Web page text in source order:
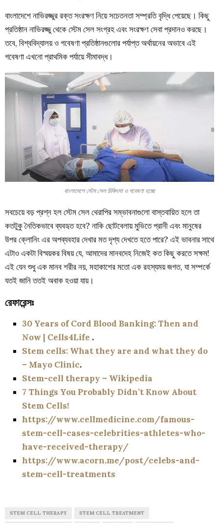
বাংলাদেশে নাভিরজ্জুর রক্ত সংরক্ষণ নিয়ে সচেতনতা সম্প্রতি বৃদ্ধি পেয়েছে। কিছু
প্রতিষ্ঠান নাভিরজ্জু থেকে স্টেম সেল সংগ্রহ এবং সংরক্ষণ সেবা প্রদানও করছে।
তবে, বিশ্ববিদ্যালয় ও গবেষণা প্রতিষ্ঠানগুলোর পর্যাপ্ত অর্থায়নের অভাবে এই
গবেষণা এখনো প্রাথমিক পর্যায়ে সীমাবদ্ধ।
বাংলাদেশে স্টেম সেল চিকিৎসা ও গবেষণা হচ্ছে
সবচেয়ে বড় প্রশ্ন হল স্টেম সেল থেরাপির সম্ভাবনাগুলো বাস্তবায়িত হলে তা
কতটুকু নৈতিকভাবে ব্যবহৃত হবে? নাকি ছোটবেলায় মুভিতে প্রানী এবং মানুষের
উপর ক্লোনিং এর অপব্যবহার দেখার মত দৃশ্য দেখতে হতে পারে? এই ভাবনার সাথে
এটাও একটা বিস্ময়কর বিষয় যে, আমাদের মানবদেহ নিজেই কত কিছু করতে সক্ষম!
এই যেন শুধু এক মানব শরীর নয়, মহাকাশের মতো এক রহস্যময় জগত, যা সম্পর্কে
যতই জানি ততই অবাক হওয়া যায়।
রেফারেন্সঃ
30 Years of Cord Blood Banking: Then and
Now | Cells4Life .
Stem cells: What they are and what they do
– Mayo Clinic.
Stem-cell therapy – Wikipedia
7 Things You Probably Didn’t Know About
Stem Cells!
https://www.cellmedicine.com/famous-
stem-cell-cases-celebrities-athletes-who-
have-received-therapy/
https://www.acorn.me/post/celebs-and-
stem-cell-treatments
STEM CELL THERAPY STEM CELL TREATMENT